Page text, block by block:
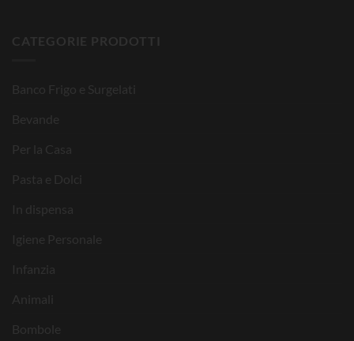
CATEGORIE PRODOTTI
Banco Frigo e Surgelati
Bevande
Per la Casa
Pasta e Dolci
In dispensa
Igiene Personale
Infanzia
Animali
Bombole